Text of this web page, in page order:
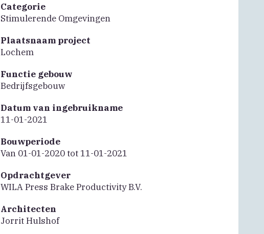
Categorie
Stimulerende Omgevingen
Plaatsnaam project
Lochem
Functie gebouw
Bedrijfsgebouw
Datum van ingebruikname
11-01-2021
Bouwperiode
Van 01-01-2020 tot 11-01-2021
Opdrachtgever
WILA Press Brake Productivity B.V.
Architecten
Jorrit Hulshof